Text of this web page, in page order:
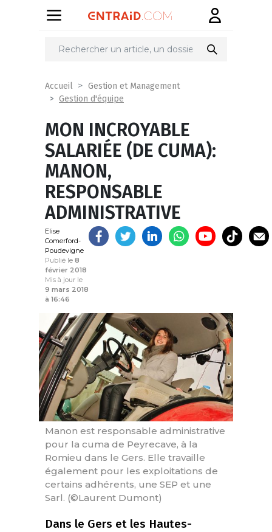
Partager
Accueil
Gestion et Management
Gestion d'équipe
MON INCROYABLE
SALARIÉE (DE CUMA):
MANON,
RESPONSABLE
ADMINISTRATIVE
Elise
Comerford-
Poudevigne
Publié le 8
février 2018
Mis à jour le
9 mars 2018
à 16:46
Manon est responsable administrative
pour la cuma de Peyrecave, à la
Romieu dans le Gers. Elle travaille
également pour les exploitations de
certains adhérents, une SEP et une
Sarl. (©Laurent Dumont)
Dans le Gers et les Hautes-